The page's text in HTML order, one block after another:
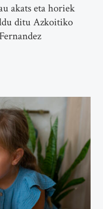
akats eta horiek
ditu Azkoitiko